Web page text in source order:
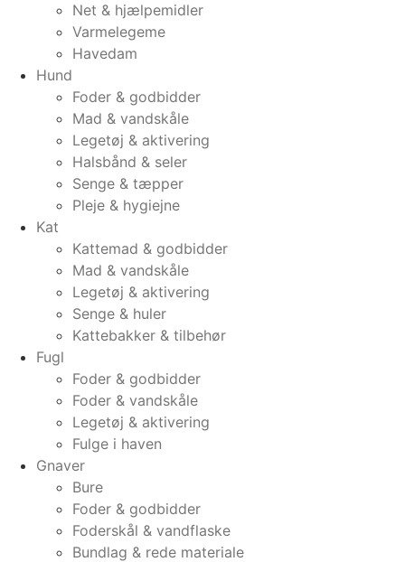
Net & hjælpemidler
Varmelegeme
Havedam
Hund
Foder & godbidder
Mad & vandskåle
Legetøj & aktivering
Halsbånd & seler
Senge & tæpper
Pleje & hygiejne
Kat
Kattemad & godbidder
Mad & vandskåle
Legetøj & aktivering
Senge & huler
Kattebakker & tilbehør
Fugl
Foder & godbidder
Foder & vandskåle
Legetøj & aktivering
Fulge i haven
Gnaver
Bure
Foder & godbidder
Foderskål & vandflaske
Bundlag & rede materiale